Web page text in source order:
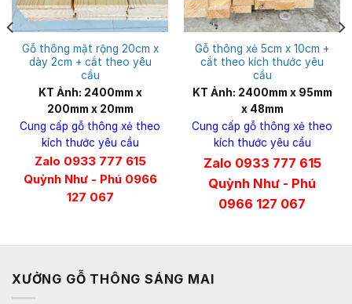
Gỗ thông mặt rộng 20cm x
dày 2cm + cắt theo yêu
cầu
KT Ảnh: 2400mm x
200mm x 20mm
Cung cấp gỗ thông xẻ theo
kích thước yêu cầu
Zalo 0933 777 615
Quỳnh Như - Phú 0966
127 067
Gỗ thông xẻ 5cm x 10cm +
cắt theo kích thước yêu
cầu
KT Ảnh: 2400mm x 95mm
x 48mm
Cung cấp gỗ thông xẻ theo
kích thước yêu cầu
Zalo 0933 777 615
Quỳnh Như - Phú
0966 127 067
XƯỞNG GỖ THÔNG SÁNG MAI